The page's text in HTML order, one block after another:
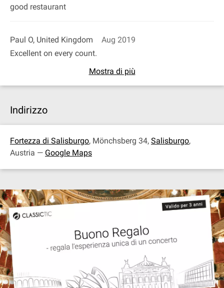
good restaurant
Paul O, United Kingdom
Aug 2019
Excellent on every count.
Mostra di più
Indirizzo
Fortezza di Salisburgo, Mönchsberg 34, Salisburgo,
Austria — Google Maps